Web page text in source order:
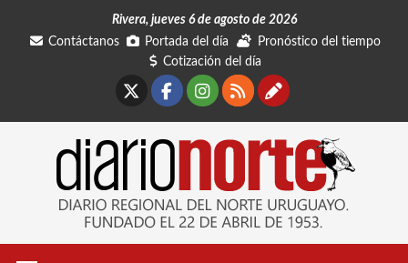
Rivera, jueves 6 de agosto de 2026
Contáctanos
Portada del día
Pronóstico del tiempo
Cotización del día
Facebook
Instagram
RSSContáctanos